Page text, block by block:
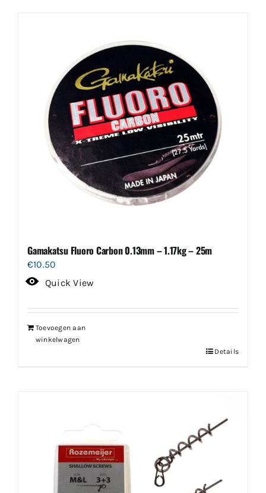
Gamakatsu Fluoro Carbon 0.13mm – 1.17kg – 25m
€10.50
Quick View
Toevoegen aan
winkelwagen
Details